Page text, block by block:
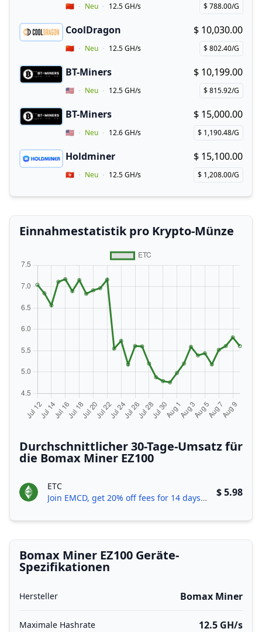
Price per hash!
$ 788.00/G
Vendor Country
🇨🇳 Neu 12.5 GH/s
CoolDragon Buy now!
$ 10,030.00
Price per hash!
$ 802.40/G
Vendor Country
🇨🇳 Neu 12.5 GH/s
BT-Miners Buy now!
$ 10,199.00
Price per hash!
$ 815.92/G
Vendor Country
🇺🇸 Neu 12.5 GH/s
BT-Miners Buy now!
$ 15,000.00
Price per hash!
$ 1,190.48/G
Vendor Country
🇺🇸 Neu 12.6 GH/s
Holdminer Buy now!
$ 15,100.00
Price per hash!
$ 1,208.00/G
Vendor Country
🇭🇰 Neu 12.5 GH/s
Einnahmestatistik pro Krypto-Münze
Durchschnittlicher 30-Tage-Umsatz für
die Bomax Miner EZ100
ETC
Join EMCD, get 20% off fees for 14 days!
$ 5.98
Bomax Miner EZ100 Geräte-
Spezifikationen
Hersteller Bomax Miner
Maximale Hashrate 12.5 GH/s